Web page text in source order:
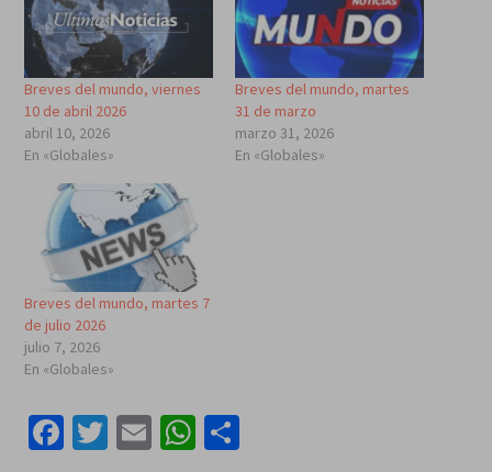
Breves del mundo, viernes
10 de abril 2026
abril 10, 2026
En «Globales»
Breves del mundo, martes
31 de marzo
marzo 31, 2026
En «Globales»
Breves del mundo, martes 7
de julio 2026
julio 7, 2026
En «Globales»
Facebook
Twitter
EmailWhatsApp
Compartir